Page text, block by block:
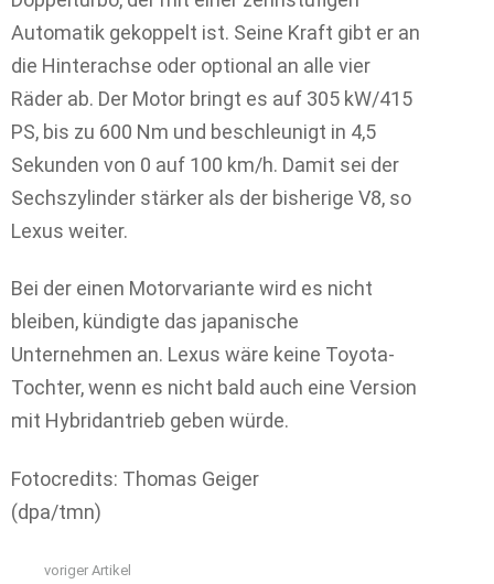
Automatik gekoppelt ist. Seine Kraft gibt er an
die Hinterachse oder optional an alle vier
Räder ab. Der Motor bringt es auf 305 kW/415
PS, bis zu 600 Nm und beschleunigt in 4,5
Sekunden von 0 auf 100 km/h. Damit sei der
Sechszylinder stärker als der bisherige V8, so
Lexus weiter.
Bei der einen Motorvariante wird es nicht
bleiben, kündigte das japanische
Unternehmen an. Lexus wäre keine Toyota-
Tochter, wenn es nicht bald auch eine Version
mit Hybridantrieb geben würde.
Fotocredits: Thomas Geiger
(dpa/tmn)
voriger Artikel